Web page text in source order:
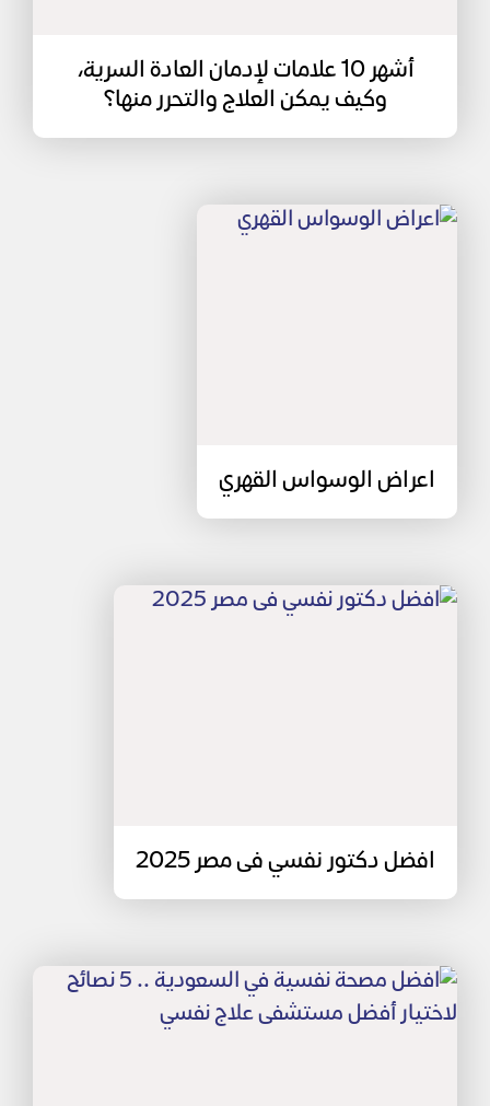
أشهر 10 علامات لإدمان العادة السرية،
وكيف يمكن العلاج والتحرر منها؟
اعراض الوسواس القهري
افضل دكتور نفسي فى مصر 2025